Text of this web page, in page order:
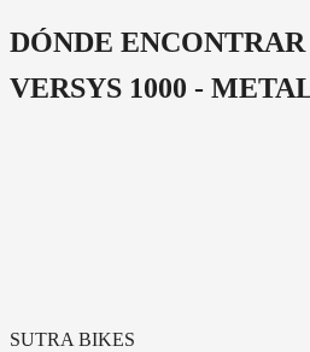
DÓNDE
VERSYS 1000 -
SUTRA BIKES